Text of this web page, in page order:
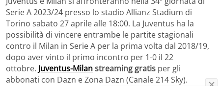
Serie A 2023/24 presso lo stadio Allianz Stadium di
Torino sabato 27 aprile alle 18:00. La Juventus ha la
possibilità di vincere entrambe le partite stagionali
contro il Milan in Serie A per la prima volta dal 2018/19,
dopo aver vinto il primo incontro per 1-0 il 22
ottobre. Juventus-Milanstreaming gratis per gli
abbonati con Dazn e Zona Dazn (Canale 214 Sky).